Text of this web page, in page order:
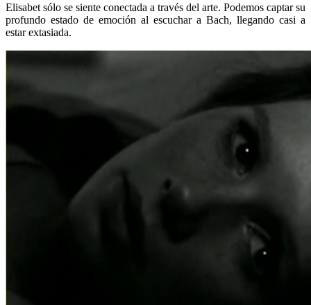
Elisabet sólo se siente conectada a través del arte. Podemos captar su
profundo estado de emoción al escuchar a Bach, llegando casi a
estar extasiada.